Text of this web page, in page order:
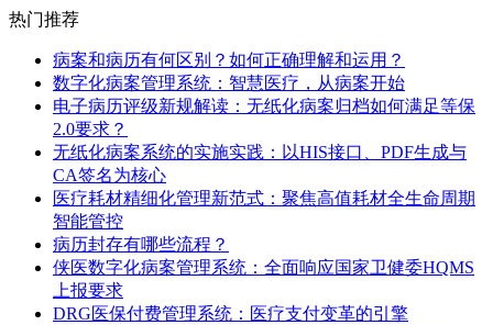
热门推荐
病案和病历有何区别？如何正确理解和运用？
数字化病案管理系统：智慧医疗，从病案开始
电子病历评级新规解读：无纸化病案归档如何满足等保
2.0要求？
无纸化病案系统的实施实践：以HIS接口、PDF生成与
CA签名为核心
医疗耗材精细化管理新范式：聚焦高值耗材全生命周期
智能管控
病历封存有哪些流程？
侠医数字化病案管理系统：全面响应国家卫健委HQMS
上报要求
DRG医保付费管理系统：医疗支付变革的引擎